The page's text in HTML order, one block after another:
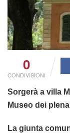
0
CONDIVISIONI
Sorgerà a villa
Museo dei
La giunta